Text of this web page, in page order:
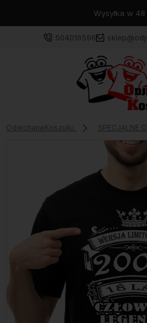
Wysyłka w
504016596
OdjechaneKoszulki SPECJALNE